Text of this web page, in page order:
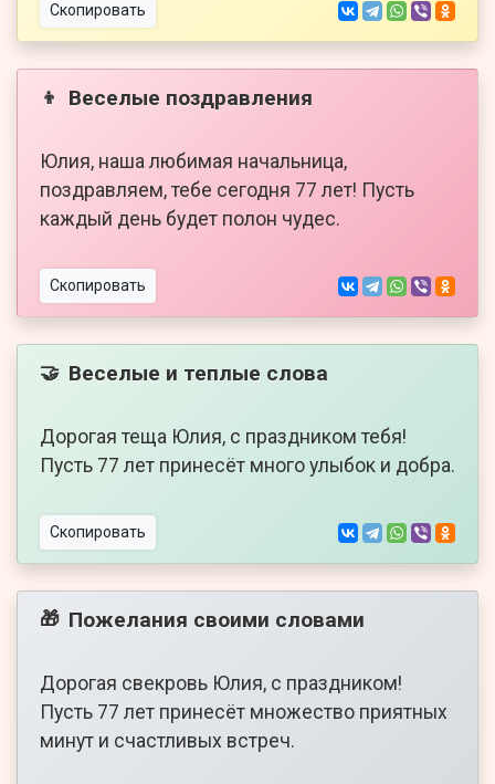
Скопировать
👦 Веселые поздравления
Юлия, наша любимая начальница,
поздравляем, тебе сегодня 77 лет! Пусть
каждый день будет полон чудес.
Скопировать
🤝 Веселые и теплые слова
Дорогая теща Юлия, с праздником тебя!
Пусть 77 лет принесёт много улыбок и добра.
Скопировать
🎁 Пожелания своими словами
Дорогая свекровь Юлия, с праздником!
Пусть 77 лет принесёт множество приятных
минут и счастливых встреч.